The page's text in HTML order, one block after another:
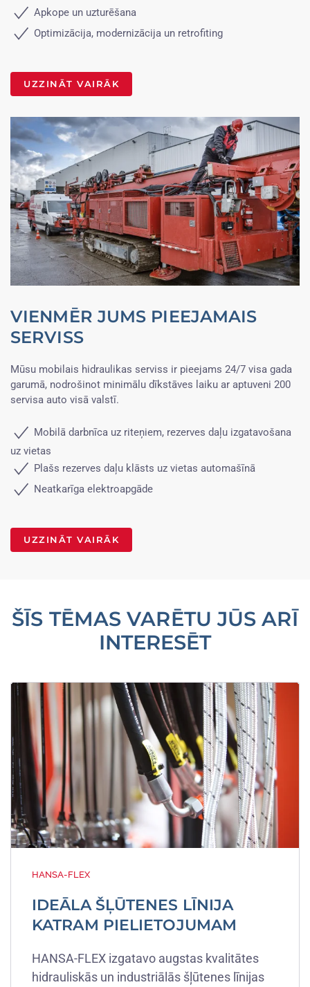
Apkope un uzturēšana
Optimizācija, modernizācija un retrofiting
UZZINĀT VAIRĀK
VIENMĒR JUMS PIEEJAMAIS
SERVISS
Mūsu mobilais hidraulikas serviss ir pieejams 24/7 visa gada
garumā, nodrošinot minimālu dīkstāves laiku ar aptuveni 200
servisa auto visā valstī.
Mobilā darbnīca uz riteņiem, rezerves daļu izgatavošana
uz vietas
Plašs rezerves daļu klāsts uz vietas automašīnā
Neatkarīga elektroapgāde
UZZINĀT VAIRĀK
ŠĪS TĒMAS VARĒTU JŪS ARĪ
INTERESĒT
HANSA-FLEX
IDEĀLA ŠĻŪTENES LĪNIJA
KATRAM PIELIETOJUMAM
HANSA-FLEX izgatavo augstas kvalitātes
hidrauliskās un industriālās šļūtenes līnijas